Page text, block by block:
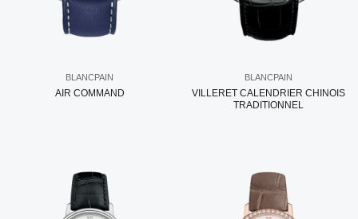
BLANCPAIN
AIR COMMAND
BLANCPAIN
VILLERET CALENDRIER CHINOIS
TRADITIONNEL